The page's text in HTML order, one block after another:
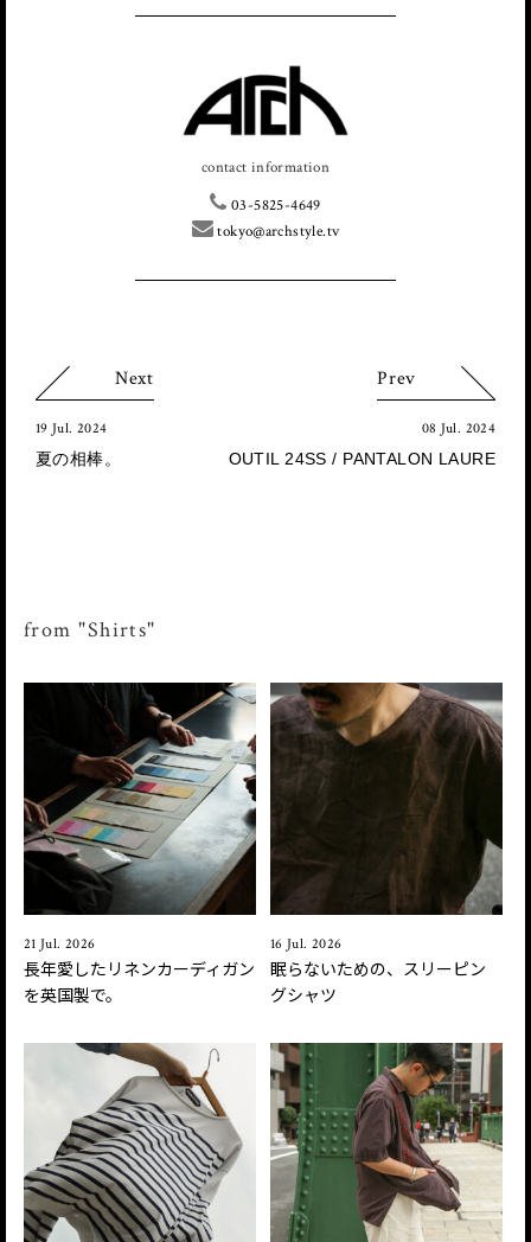
contact information
03-5825-4649
tokyo@archstyle.tv
Next
19 Jul. 2024
夏の相棒。
Prev
08 Jul. 2024
OUTIL 24SS / PANTALON LAURE
from "Shirts"
21 Jul. 2026
長年愛したリネンカーディガン
を英国製で。
16 Jul. 2026
眠らないための、スリーピン
グシャツ